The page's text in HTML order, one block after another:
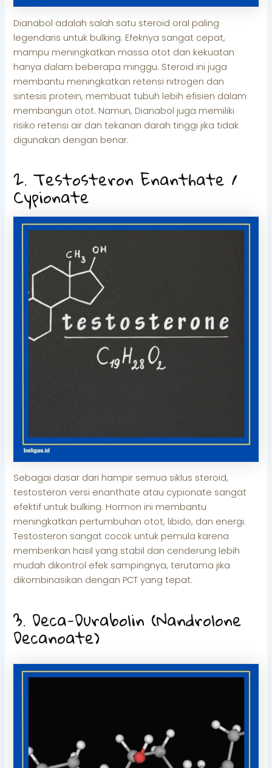
Dianabol adalah salah satu steroid oral paling
legendaris untuk bulking. Efeknya sangat cepat,
mampu meningkatkan massa otot dan kekuatan
hanya dalam beberapa minggu. Steroid ini juga
membantu meningkatkan retensi nitrogen dan
sintesis protein, membuat tubuh lebih efisien dalam
membangun otot. Namun, Dianabol juga memiliki
risiko retensi air dan tekanan darah tinggi jika tidak
digunakan dengan benar.
2. Testosteron Enanthate /
Cypionate
Sebagai dasar dari hampir semua siklus steroid,
testosteron versi enanthate atau cypionate sangat
efektif untuk bulking. Hormon ini membantu
meningkatkan pertumbuhan otot, libido, dan energi.
Testosteron sangat cocok untuk pemula karena
memberikan hasil yang stabil dan cenderung lebih
mudah dikontrol efek sampingnya, terutama jika
dikombinasikan dengan PCT yang tepat.
3. Deca-Durabolin (Nandrolone
Decanoate)